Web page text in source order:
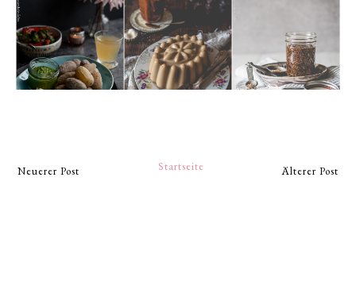
Neuerer Post Älterer Post
Startseite